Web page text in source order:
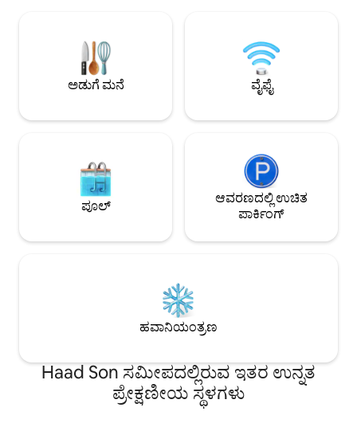
ಆಪ್ಟಿಕ್ ಇಂಟರ್ನೆಟ್
ನಿಧಾನಗತಿಯಿಂದಿರಲು,
ಫಂಗನ್
ಜೀವನಶೈಲಿಯನ್ನು
🌅✨
ಅಡುಗೆ ಮನೆ ವೈಫೈ
ಪೂಲ್
ಆವರಣದಲ್ಲಿ ಉಚಿತ
ಪಾರ್ಕಿಂಗ್
ಹವಾನಿಯಂತ್ರಣ
Haad Son ಸಮೀಪದಲ್ಲಿರುವ ಇತರ ಉನ್ನತ
ಪ್ರೇಕ್ಷಣೀಯ ಸ್ಥಳಗಳು